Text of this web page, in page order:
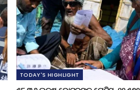
TODAY'S HIGHLIGHT